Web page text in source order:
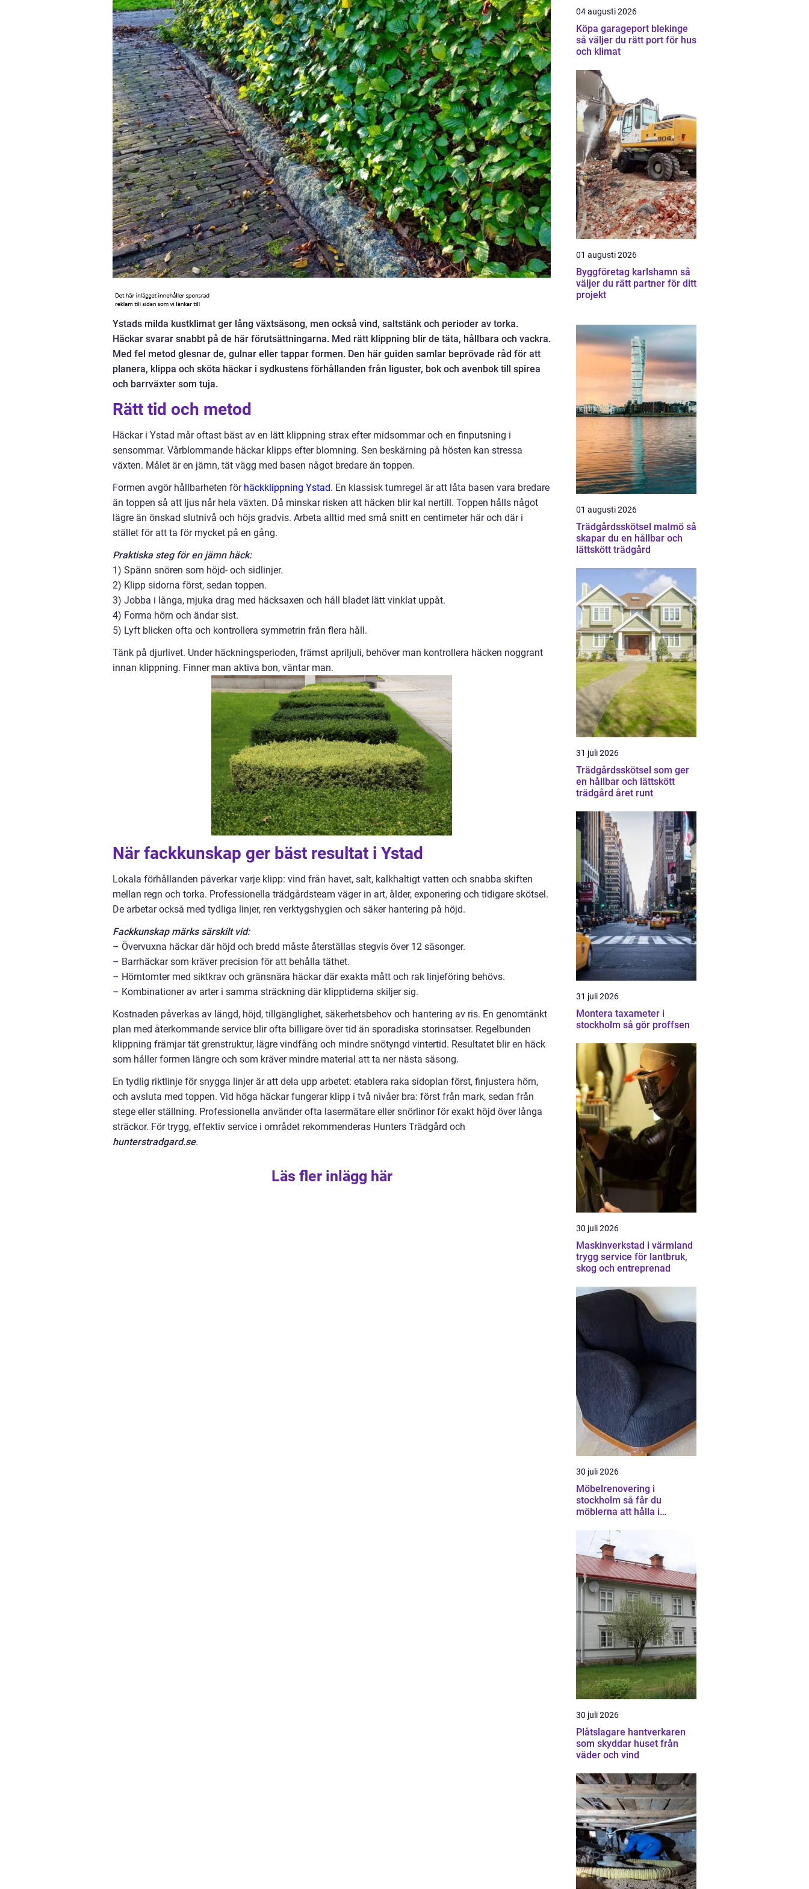
Ystads milda kustklimat ger lång växtsäsong, men också vind, saltstänk och perioder av torka.
Häckar svarar snabbt på de här förutsättningarna. Med rätt klippning blir de täta, hållbara och vackra.
Med fel metod glesnar de, gulnar eller tappar formen. Den här guiden samlar beprövade råd för att
planera, klippa och sköta häckar i sydkustens förhållanden från liguster, bok och avenbok till spirea
och barrväxter som tuja.
Rätt tid och metod
Häckar i Ystad mår oftast bäst av en lätt klippning strax efter midsommar och en finputsning i
sensommar. Vårblommande häckar klipps efter blomning. Sen beskärning på hösten kan stressa
växten. Målet är en jämn, tät vägg med basen något bredare än toppen.
Formen avgör hållbarheten för häckklippning Ystad. En klassisk tumregel är att låta basen vara bredare
än toppen så att ljus når hela växten. Då minskar risken att häcken blir kal nertill. Toppen hålls något
lägre än önskad slutnivå och höjs gradvis. Arbeta alltid med små snitt en centimeter här och där i
stället för att ta för mycket på en gång.
Praktiska steg för en jämn häck:
1) Spänn snören som höjd- och sidlinjer.
2) Klipp sidorna först, sedan toppen.
3) Jobba i långa, mjuka drag med häcksaxen och håll bladet lätt vinklat uppåt.
4) Forma hörn och ändar sist.
5) Lyft blicken ofta och kontrollera symmetrin från flera håll.
Tänk på djurlivet. Under häckningsperioden, främst apriljuli, behöver man kontrollera häcken noggrant
innan klippning. Finner man aktiva bon, väntar man.
När fackkunskap ger bäst resultat i Ystad
Lokala förhållanden påverkar varje klipp: vind från havet, salt, kalkhaltigt vatten och snabba skiften
mellan regn och torka. Professionella trädgårdsteam väger in art, ålder, exponering och tidigare skötsel.
De arbetar också med tydliga linjer, ren verktygshygien och säker hantering på höjd.
Fackkunskap märks särskilt vid:
– Övervuxna häckar där höjd och bredd måste återställas stegvis över 12 säsonger.
– Barrhäckar som kräver precision för att behålla täthet.
– Hörntomter med siktkrav och gränsnära häckar där exakta mått och rak linjeföring behövs.
– Kombinationer av arter i samma sträckning där klipptiderna skiljer sig.
Kostnaden påverkas av längd, höjd, tillgänglighet, säkerhetsbehov och hantering av ris. En genomtänkt
plan med återkommande service blir ofta billigare över tid än sporadiska storinsatser. Regelbunden
klippning främjar tät grenstruktur, lägre vindfång och mindre snötyngd vintertid. Resultatet blir en häck
som håller formen längre och som kräver mindre material att ta ner nästa säsong.
En tydlig riktlinje för snygga linjer är att dela upp arbetet: etablera raka sidoplan först, finjustera hörn,
och avsluta med toppen. Vid höga häckar fungerar klipp i två nivåer bra: först från mark, sedan från
stege eller ställning. Professionella använder ofta lasermätare eller snörlinor för exakt höjd över långa
sträckor. För trygg, effektiv service i området rekommenderas Hunters Trädgård och
hunterstradgard.se.
Läs fler inlägg här
04 augusti 2026
Köpa garageport blekinge
så väljer du rätt port för hus
och klimat
01 augusti 2026
Byggföretag karlshamn så
väljer du rätt partner för ditt
projekt
01 augusti 2026
Trädgårdsskötsel malmö så
skapar du en hållbar och
lättskött trädgård
31 juli 2026
Trädgårdsskötsel som ger
en hållbar och lättskött
trädgård året runt
31 juli 2026
Montera taxameter i
stockholm så gör proffsen
30 juli 2026
Maskinverkstad i värmland
trygg service för lantbruk,
skog och entreprenad
30 juli 2026
Möbelrenovering i
stockholm så får du
möblerna att hålla i
30 juli 2026
Plåtslagare hantverkaren
som skyddar huset från
väder och vind